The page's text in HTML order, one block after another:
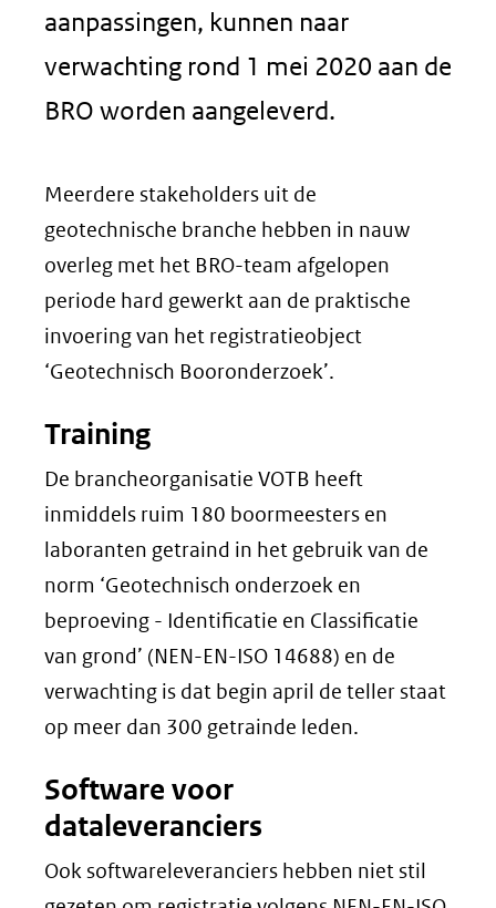
aanpassingen, kunnen naar
verwachting rond 1 mei 2020 aan de
BRO worden aangeleverd.
Meerdere stakeholders uit de
geotechnische branche hebben in nauw
overleg met het BRO-team afgelopen
periode hard gewerkt aan de praktische
invoering van het registratieobject
‘Geotechnisch Booronderzoek’.
Training
De brancheorganisatie VOTB heeft
inmiddels ruim 180 boormeesters en
laboranten getraind in het gebruik van de
norm ‘Geotechnisch onderzoek en
beproeving - Identificatie en Classificatie
van grond’ (NEN-EN-ISO 14688) en de
verwachting is dat begin april de teller staat
op meer dan 300 getrainde leden.
Software voor
dataleveranciers
Ook softwareleveranciers hebben niet stil